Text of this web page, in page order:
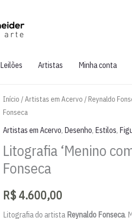
Leilões Artistas Minha conta
Início /Artistas em Acervo /Reynaldo
Fonseca
Artistas em Acervo, Desenho, Estilos,
Litografia ‘Menino
Fonseca
R$4.600,00
Litografia do artista Reynaldo Fonseca.